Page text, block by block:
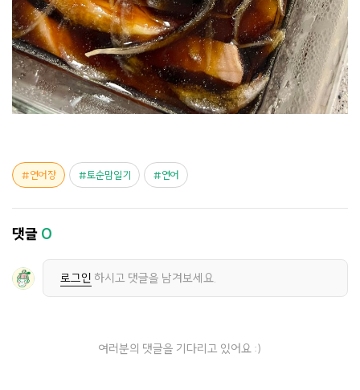
연어장 토순맘일기 연어
댓글 0
로그인 하시고 댓글을 남겨보세요.
여러분의 댓글을 기다리고 있어요 :)